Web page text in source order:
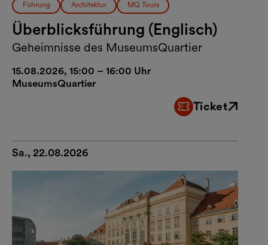
Führung Architektur MQ Tours
Überblicksführung (Englisch)
Geheimnisse des MuseumsQuartier
15.08.2026, 15:00 – 16:00 Uhr
MuseumsQuartier
Ticket
Externer Link
Sa., 22.08.2026